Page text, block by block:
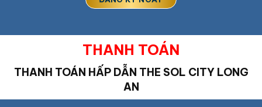
THANH TOÁN
THANH TOÁN HẤP DẪN THE SOL CITY LONG
AN